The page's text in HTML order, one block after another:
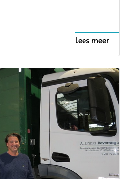
Lees meer